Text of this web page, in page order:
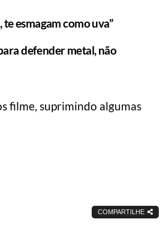
esmagam como uva”
defender metal, não
filme, suprimindo algumas
COMPARTILHE
5 dicas de como usar
bermuda